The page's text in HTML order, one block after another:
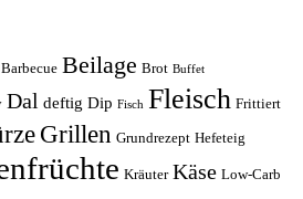
Barbecue Beilage Brot Buffet
Dal deftig Dip Fisch Fleisch Frittiert
Grillen Grundrezept Hefeteig
Kräuter Käse Low-Carb